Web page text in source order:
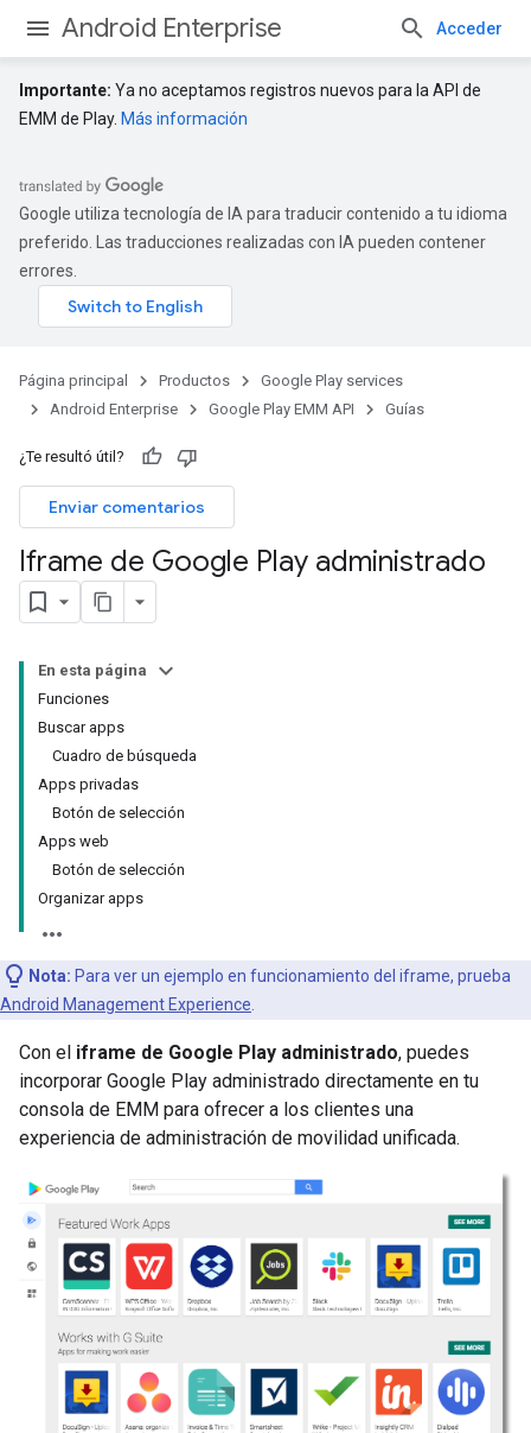
Android Enterprise Acceder
Importante: Ya no aceptamos registros nuevos para la API de
EMM de Play. Más información
Google utiliza tecnología de IA para traducir contenido a tu idioma
preferido. Las traducciones realizadas con IA pueden contener
errores.
Página principal Productos
Google Play services
Android Enterprise
Google Play EMM API Guías
¿Te resultó útil?
Enviar comentarios
Iframe de Google Play administrado
En esta página
Funciones
Buscar apps
Cuadro de búsqueda
Apps privadas
Botón de selección
Apps web
Botón de selección
Organizar apps
Nota: Para ver un ejemplo en funcionamiento del iframe, prueba
Android Management Experience
Con el iframe de Google Play administrado, puedes
incorporar Google Play administrado directamente en tu
consola de EMM para ofrecer a los clientes una
experiencia de administración de movilidad unificada.